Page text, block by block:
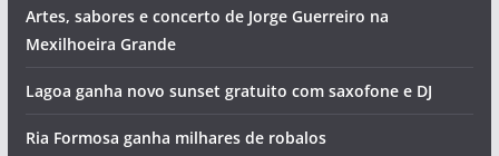
Artes, sabores e concerto de Jorge Guerreiro na
Mexilhoeira Grande
Lagoa ganha novo sunset gratuito com saxofone e DJ
Ria Formosa ganha milhares de robalos